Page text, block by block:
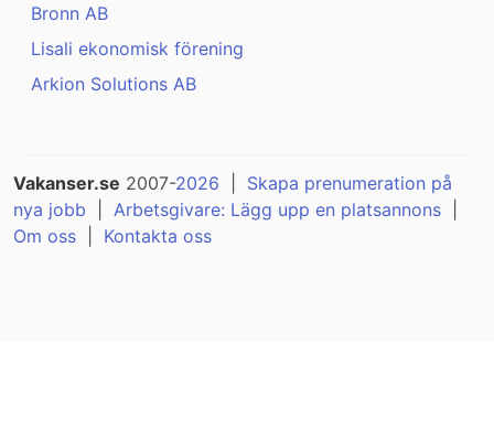
Bronn AB
Lisali ekonomisk förening
Arkion Solutions AB
Vakanser.se 2007-2026
Skapa prenumeration på
nya jobb
Arbetsgivare: Lägg upp en platsannons
Om oss
Kontakta oss